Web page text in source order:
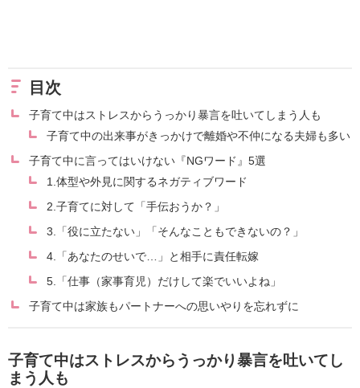
目次
子育て中はストレスからうっかり暴言を吐いてしまう人も
子育て中の出来事がきっかけで離婚や不仲になる夫婦も多い
子育て中に言ってはいけない『NGワード』5選
1.体型や外見に関するネガティブワード
2.子育てに対して「手伝おうか？」
3.「役に立たない」「そんなこともできないの？」
4.「あなたのせいで…」と相手に責任転嫁
5.「仕事（家事育児）だけして楽でいいよね」
子育て中は家族もパートナーへの思いやりを忘れずに
子育て中はストレスからうっかり暴言を吐いてし
まう人も